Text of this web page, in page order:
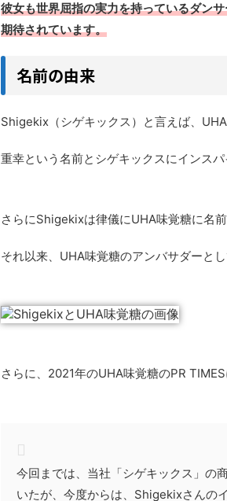
彼女も世界屈指の実力を持っているダン
期待されています。
名前の由来
Shigekix（シゲキックス）と言えば、
重幸という名前とシゲキックスにインス
さらにShigekixは律儀にUHA味覚糖に名
それ以来、UHA味覚糖のアンバサダーと
さらに、2021年のUHA味覚糖のPR
今回までは、当社「シゲキックス」の
いたが、今度からは、Shigekixさんの